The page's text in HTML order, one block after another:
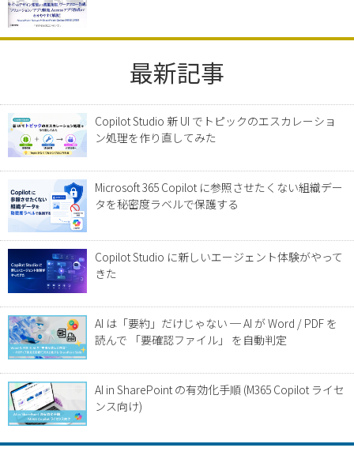
最新記事
Copilot Studio 新 UI でトピックのエスカレーショ
ン処理を作り直してみた
Microsoft 365 Copilot に参照させたくない組織デー
タを秘密度ラベルで保護する
Copilot Studio に新しいエージェント体験がやって
きた
AI は「要約」だけじゃない ─ AI が Word / PDF を
読んで 「要確認ファイル」 を自動判定
AI in SharePoint の有効化手順 (M365 Copilot ライセ
ンス向け)